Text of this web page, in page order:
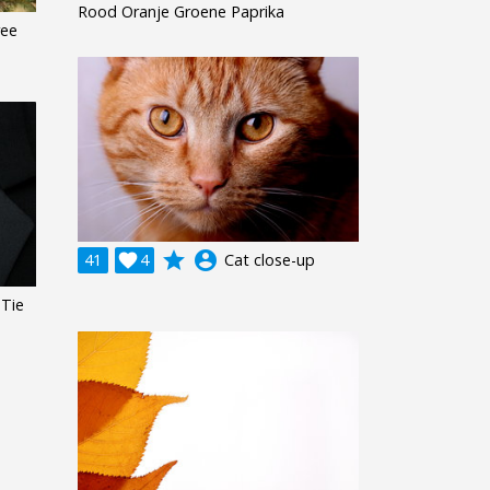
Rood Oranje Groene Paprika
41 4
 grade account_circle Cat close-up